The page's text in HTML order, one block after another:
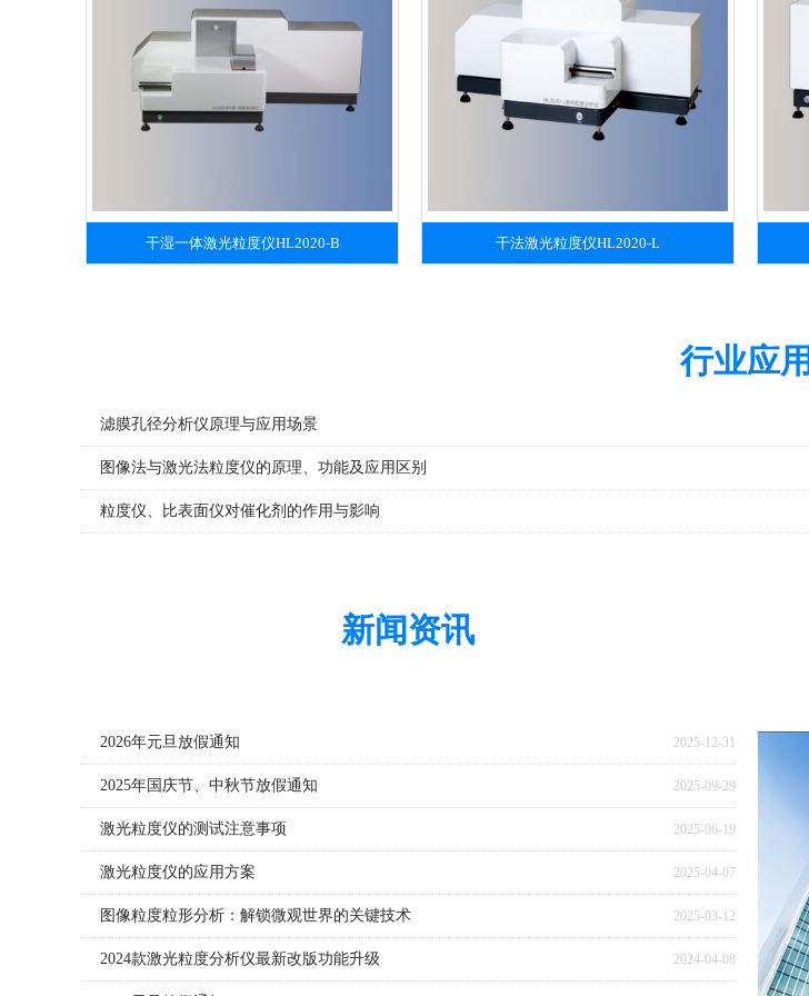
干湿一体激光粒度仪HL2020-B 干法激光粒度仪HL2020-L
行业应用
滤膜孔径分析仪原理与应用场景
图像法与激光法粒度仪的原理、功能及应用区别
粒度仪、比表面仪对催化剂的作用与影响
新闻资讯
2026年元旦放假通知 2025-12-31
2025年国庆节、中秋节放假通知 2025-09-29
激光粒度仪的测试注意事项 2025-06-19
激光粒度仪的应用方案 2025-04-07
图像粒度粒形分析：解锁微观世界的关键技术 2025-03-12
2024款激光粒度分析仪最新改版功能升级 2024-04-08